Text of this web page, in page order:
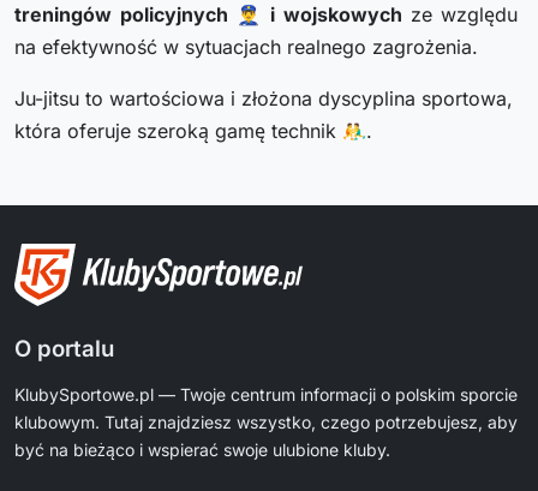
treningów policyjnych 👮‍♂️ i wojskowych ze względu
na efektywność w sytuacjach realnego zagrożenia.
Ju-jitsu to wartościowa i złożona dyscyplina sportowa,
która oferuje szeroką gamę technik 🤼‍♂️.
O portalu
KlubySportowe.pl — Twoje centrum informacji o polskim sporcie
klubowym. Tutaj znajdziesz wszystko, czego potrzebujesz, aby
być na bieżąco i wspierać swoje ulubione kluby.